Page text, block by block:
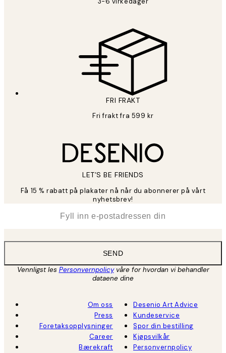
FRI FRAKT
Fri frakt fra 599 kr
LET’S BE FRIENDS
Få 15 % rabatt på plakater nå når du abonnerer på vårt
nyhetsbrev!
SEND
Vennligst les Personvernpolicyvåre for hvordan vi behandler
dataene dine
Om oss
Press
Foretaksopplysninger
Career
Bærekraft
Desenio Art Advice
Kundeservice
Spor din bestilling
Kjøpsvilkår
Personvernpolicy